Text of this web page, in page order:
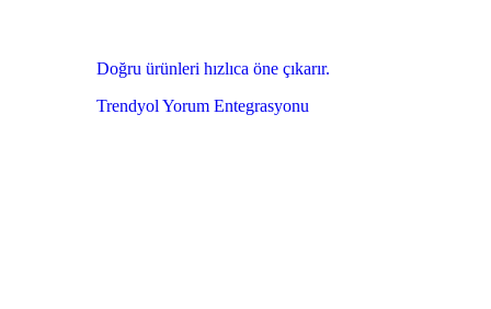
Doğru ürünleri hızlıca öne çıkarır.
Trendyol Yorum Entegrasyonu